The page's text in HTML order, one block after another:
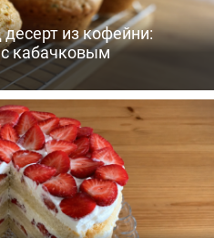
из кофейни:
кабачковым